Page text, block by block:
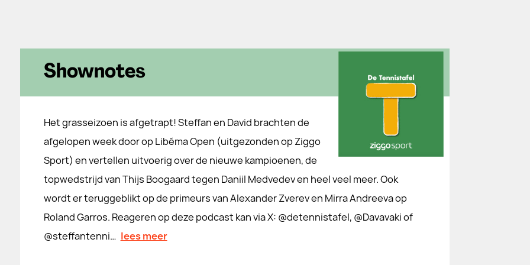
Shownotes
Het grasseizoen is afgetrapt! Steffan en David brachten de
afgelopen week door op Libéma Open (uitgezonden op Ziggo
Sport) en vertellen uitvoerig over de nieuwe kampioenen, de
topwedstrijd van Thijs Boogaard tegen Daniil Medvedev en heel veel meer. Ook
wordt er teruggeblikt op de primeurs van Alexander Zverev en Mirra Andreeva op
Roland Garros. Reageren op deze podcast kan via X: @⁠⁠⁠⁠⁠⁠⁠⁠⁠⁠⁠⁠⁠⁠⁠⁠⁠⁠⁠⁠⁠⁠⁠⁠⁠⁠⁠detennistafel⁠⁠⁠⁠⁠⁠⁠⁠⁠⁠⁠⁠⁠⁠⁠⁠⁠⁠⁠⁠⁠⁠⁠⁠⁠⁠⁠, @⁠⁠⁠⁠⁠⁠⁠⁠⁠⁠⁠⁠⁠⁠⁠⁠⁠⁠⁠⁠⁠⁠⁠⁠⁠⁠⁠Davavaki⁠⁠⁠⁠⁠⁠⁠⁠⁠⁠⁠⁠⁠⁠⁠⁠⁠⁠⁠⁠⁠⁠⁠⁠⁠⁠⁠ of
@⁠⁠⁠⁠⁠⁠⁠⁠⁠⁠⁠⁠⁠⁠⁠⁠⁠⁠⁠⁠⁠⁠⁠⁠⁠⁠⁠steffantenni… lees meer